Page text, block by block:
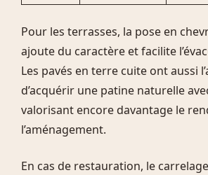
Pour les terrasses, la pose en
ajoute du caractère et facilite
Les pavés en terre cuite ont aussi
d’acquérir une patine naturelle
valorisant encore davantage le
l’aménagement.
En cas de restauration, le